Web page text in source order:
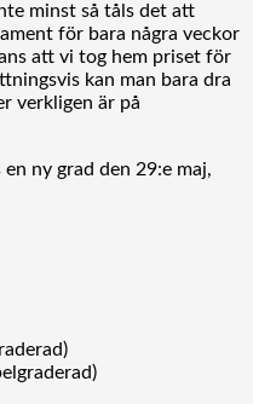
minst så tåls det att
för bara några veckor
att vi tog hem priset för
kan man bara dra
verkligen är på
ny grad den 29:e maj,